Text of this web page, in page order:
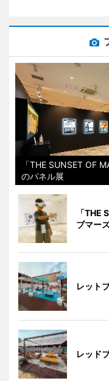
「THE SUNSET OF
のパネル展
「THE
ブマー
レット
レッド